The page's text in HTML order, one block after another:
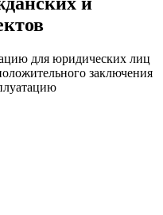
для юридических лиц
заключения